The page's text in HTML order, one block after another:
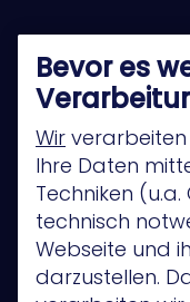
Platform
Company
Technology Partners
Bevor es
Wir
Ihre Daten
Techniken
technisch
Webseite und
darzustellen.